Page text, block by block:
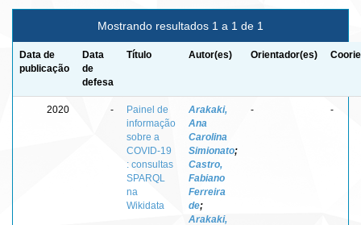
Mostrando resultados 1 a 1 de 1
Data de
publicação
Data
de
defesa
Título Autor(es) Orientador(es)
2020 -
Painel de
informação
sobre a
COVID-19
: consultas
SPARQL
na
Wikidata
Arakaki,
Ana
Carolina
Simionato;
Castro,
Fabiano
Ferreira
de;
Arakaki,
- -